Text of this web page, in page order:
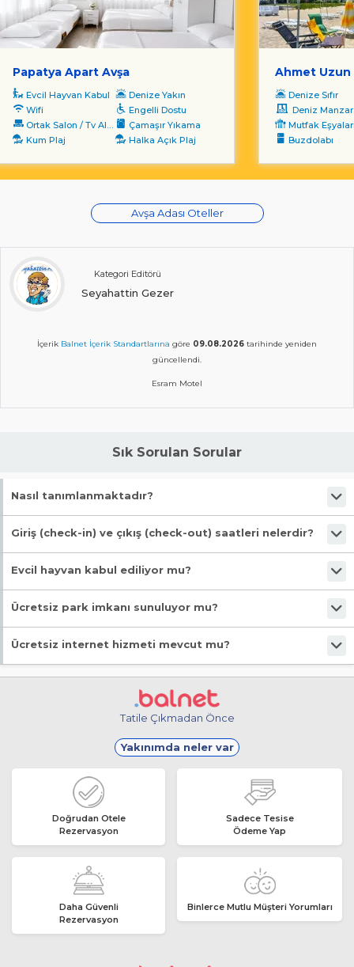
Papatya Apart Avşa
Evcil Hayvan Kabul
Denize Yakın
Wifi
Engelli Dostu
Ortak Salon / Tv Alanı
Çamaşır Yıkama
Kum Plaj
Halka Açık Plaj
Ahmet Uzun
Denize Sıfır
Deniz
Mutfak
Buzdolabı
Avşa Adası Oteller
Kategori Editörü
Seyahattin Gezer
İçerik Balnet İçerik Standartlarına göre 09.08.2026 tarihinde yeniden
güncellendi.
Esram Motel
Sık Sorulan Sorular
Nasıl tanımlanmaktadır?
Tesis Otel statüsündedir. Öne çıkan özellikleri "Ücretsiz Şezlong,
Giriş (check-in) ve çıkış (check-out) saatleri nelerdir?
Giriş en erken 12:00, çıkış en geç 11:00 saatindedir.
Evcil hayvan kabul ediliyor mu?
Evet, evcil hayvan kabul ediliyor.
Ücretsiz park imkanı sunuluyor mu?
Evet, ücretsiz park imkanı mevcut.
Ücretsiz internet hizmeti mevcut mu?
Evet, ücretsiz internet hizmeti sunuluyor.
Tatile Çıkmadan Önce
Yakınımda neler var
Doğrudan Otele
Rezervasyon
Sadece Tesise
Ödeme Yap
Daha Güvenli
Rezervasyon
Binlerce Mutlu Müşteri Yorumları